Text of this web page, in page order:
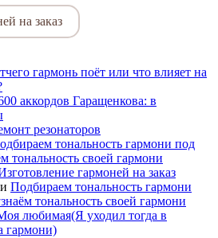
на заказ
гармонь поёт или что влияет на
аккордов Гаращенкова: в
резонаторов
тональность гармони под
тональность своей гармони
гармоней на заказ
Подбираем тональность гармони
тональность своей гармони
любимая(Я уходил тогда в
гармони)